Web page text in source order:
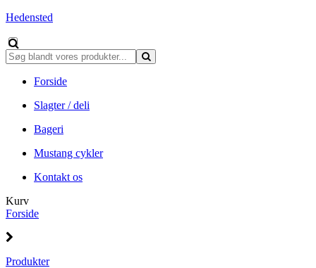
Hedensted
Forside
Slagter / deli
Bageri
Mustang cykler
Kontakt os
Kurv
Forside
Produkter